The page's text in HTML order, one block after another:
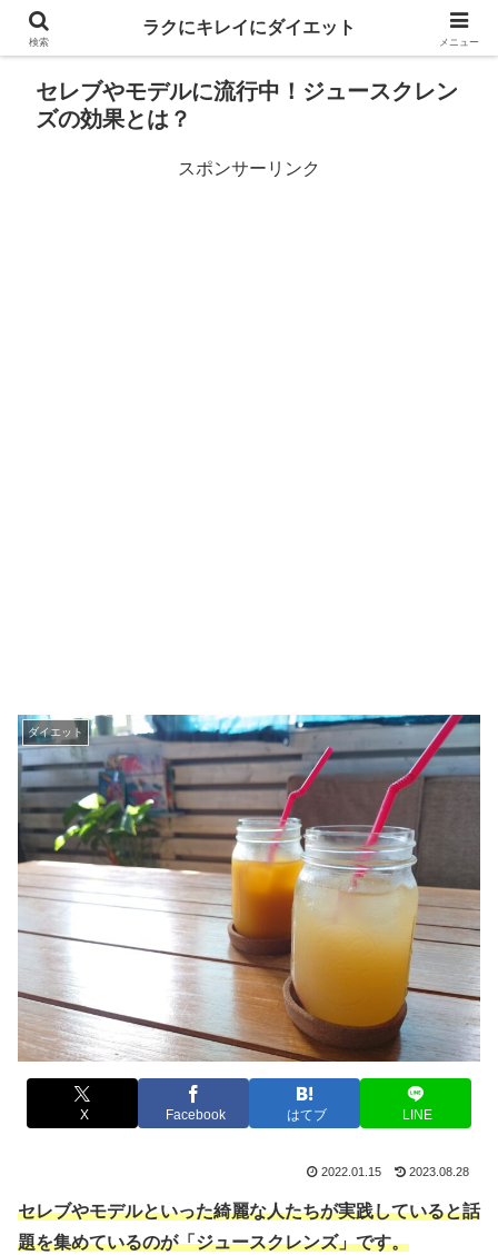
セレブやモデルに流行中！ジュースクレン
ズの効果とは？
スポンサーリンク
ダイエット
X Facebook はてブ LINE
2022.01.15 2023.08.28
セレブやモデルといった綺麗な人たちが実践していると話
題を集めているのが「ジュースクレンズ」です。
検索
ラクにキレイにダイエット
メニュー